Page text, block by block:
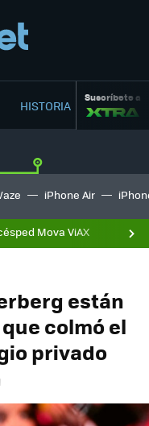
HISTORIA Suscríbete a
iPhone Air
Mova ViAX
están
colmó el
privado